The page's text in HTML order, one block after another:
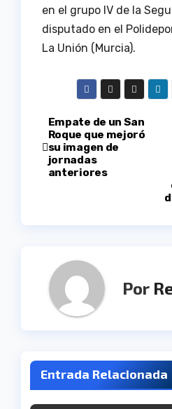
en el grupo IV de la
disputado en el
La Unión (Murcia).
Navegación
de
Empate de un San
Roque que mejoró
su imagen de
jornadas
anteriores
Por
Entrada Relacionada